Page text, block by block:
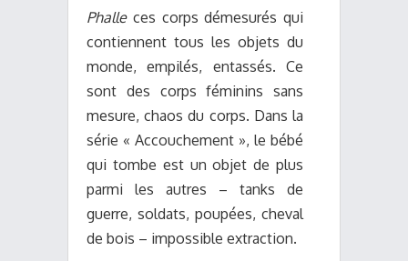
Phalleces corps démesurés qui
contiennent tous les objets du
monde, empilés, entassés. Ce
sont des corps féminins sans
mesure, chaos du corps. Dans la
série « Accouchement », le bébé
qui tombe est un objet de plus
parmi les autres – tanks de
guerre, soldats, poupées, cheval
de bois – impossible extraction.